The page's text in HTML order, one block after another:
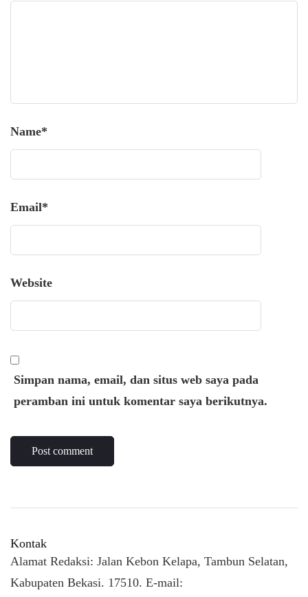
Name*
Email*
Website
Simpan nama, email, dan situs web saya pada
peramban ini untuk komentar saya berikutnya.
Kontak
Alamat Redaksi: Jalan Kebon Kelapa, Tambun Selatan,
Kabupaten Bekasi. 17510. E-mail: